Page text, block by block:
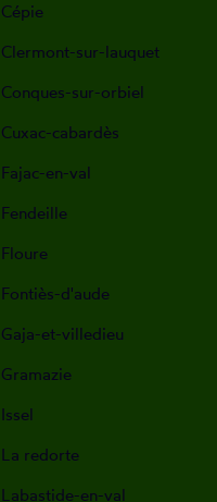
Cépie
Clermont-sur-lauquet
Conques-sur-orbiel
Cuxac-cabardès
Fajac-en-val
Fendeille
Floure
Fontiès-d'aude
Gaja-et-villedieu
Gramazie
Issel
La redorte
Labastide-en-val